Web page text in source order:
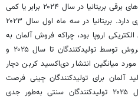
با این وجود انتظار می‌رود فروش خودروهای برقی بریتانیا در سال ۲۰۲۴ برابر یا کمی
بیشتر از آلمان باشد که جمعیت بیشتری دارد. بریتانیا در سه ماه اول سال ۲۰۲۳
الکتریکی اروپا بود، چراکه فروش آلمان به
دلیل کاهش یارانه‌ها و توقف عمدی فروش توسط تولیدکنندگان تا سال ۲۰۲۵ و
میانگین انتشار دی‌اکسید کربن دچار
آلمان برای تولیدکنندگان چینی فرصت
چشمگیری به‌شمار می‌رود، زیرا از سال ۲۰۲۵ تولیدکنندگان سنتی به‌طور جدی